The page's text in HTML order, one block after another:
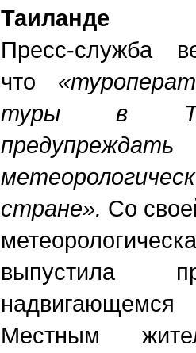
Таиланде
Пресс-служба
что
туры в
стране». Со
выпустила
Местным